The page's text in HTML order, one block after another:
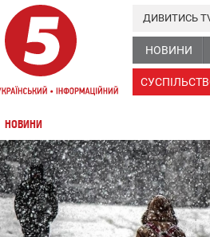
НОВИНИ
ДИВИТИСЬ
НОВИНИ